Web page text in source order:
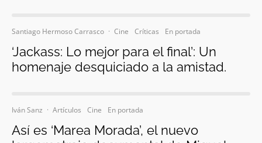
Santiago Hermoso Carrasco · Cine Críticas En portada
‘Jackass: Lo mejor para el final’: Un
homenaje desquiciado a la amistad.
Iván Sanz · Artículos Cine En portada
Así es ‘Marea Morada’, el nuevo